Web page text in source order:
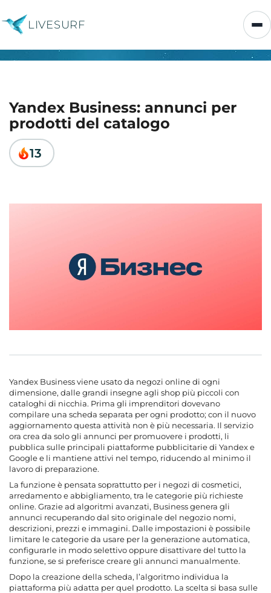
LIVESURF
Yandex Business: annunci per
prodotti del catalogo
13
Yandex Business viene usato da negozi online di ogni
dimensione, dalle grandi insegne agli shop più piccoli con
cataloghi di nicchia. Prima gli imprenditori dovevano
compilare una scheda separata per ogni prodotto; con il nuovo
aggiornamento questa attività non è più necessaria. Il servizio
ora crea da solo gli annunci per promuovere i prodotti, li
pubblica sulle principali piattaforme pubblicitarie di Yandex e
Google e li mantiene attivi nel tempo, riducendo al minimo il
lavoro di preparazione.
La funzione è pensata soprattutto per i negozi di cosmetici,
arredamento e abbigliamento, tra le categorie più richieste
online. Grazie ad algoritmi avanzati, Business genera gli
annunci recuperando dal sito originale del negozio nomi,
descrizioni, prezzi e immagini. Dalle impostazioni è possibile
limitare le categorie da usare per la generazione automatica,
configurarle in modo selettivo oppure disattivare del tutto la
funzione, se si preferisce creare gli annunci manualmente.
Dopo la creazione della scheda, l’algoritmo individua la
piattaforma più adatta per quel prodotto. La scelta si basa sulle